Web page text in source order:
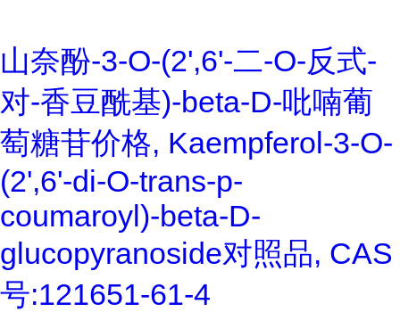
山奈酚-3-O-(2',6'-二-O-反式-
对-香豆酰基)-beta-D-吡喃葡
萄糖苷价格, Kaempferol-3-O-
(2',6'-di-O-trans-p-
coumaroyl)-beta-D-
glucopyranoside对照品, CAS
号:121651-61-4